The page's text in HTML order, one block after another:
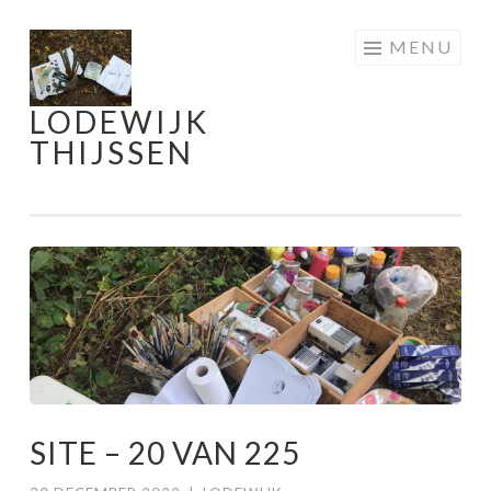
Skip
to
content
LODEWIJK
THIJSSEN
MENU
SITE – 20 VAN 225